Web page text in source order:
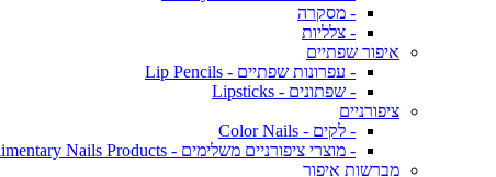
- מסקרה
- צלליות
איפור שפתיים
- עפרונות שפתיים - Lip Pencils
- שפתונים - Lipsticks
ציפורניים
- לקים - Color Nails
- מוצרי ציפורניים משלימים - Complimentary Nails Products
מברשות איפור